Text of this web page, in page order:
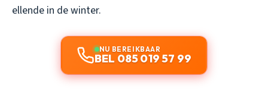
ellende in de winter.
NU BEREIKBAAR
BEL 085 019 57 99